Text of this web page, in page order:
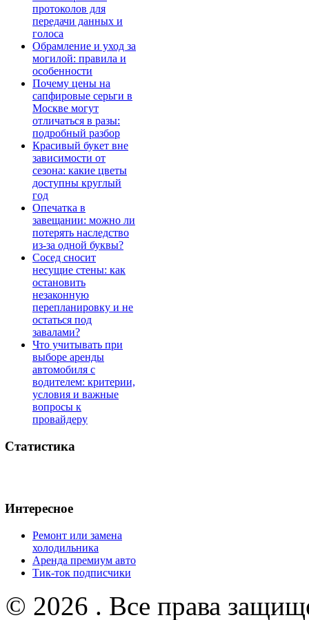
протоколов для
передачи данных и
голоса
Обрамление и уход за
могилой: правила и
особенности
Почему цены на
сапфировые серьги в
Москве могут
отличаться в разы:
подробный разбор
Красивый букет вне
зависимости от
сезона: какие цветы
доступны круглый
год
Опечатка в
завещании: можно ли
потерять наследство
из-за одной буквы?
Сосед сносит
несущие стены: как
остановить
незаконную
перепланировку и не
остаться под
завалами?
Что учитывать при
выборе аренды
автомобиля с
водителем: критерии,
условия и важные
вопросы к
провайдеру
Статистика
Интересное
Ремонт или замена
холодильника
Аренда премиум авто
Тик-ток подписчики
© 2026 . Все права